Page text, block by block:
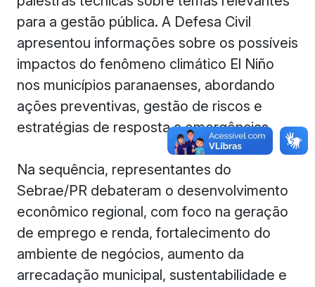
para a gestão pública. A Defesa Civil
apresentou informações sobre os possíveis
impactos do fenômeno climático El Niño
nos municípios paranaenses, abordando
ações preventivas, gestão de riscos e
estratégias de resposta a emergências.
Na sequência, representantes do
Sebrae/PR debateram o desenvolvimento
econômico regional, com foco na geração
de emprego e renda, fortalecimento do
ambiente de negócios, aumento da
arrecadação municipal, sustentabilidade e